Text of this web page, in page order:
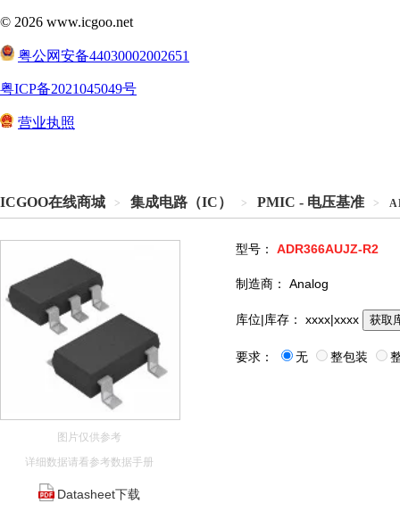
ICGOO在线商城 > 集成电路（IC） > PMIC - 电压基准 >
图片仅供参考
详细数据请看参考数据手册
Datasheet下载
型号： ADR366AUJZ-R2
制造商： Analog
库位|库存： xxxx|xxxx 获取
要求： 无 整包装